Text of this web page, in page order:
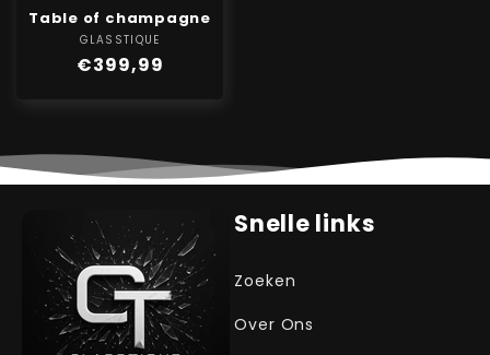
Table of champagne
Verkoper:
GLASSTIQUE
Normale
€399,99
Snelle links
Zoeken
Over Ons